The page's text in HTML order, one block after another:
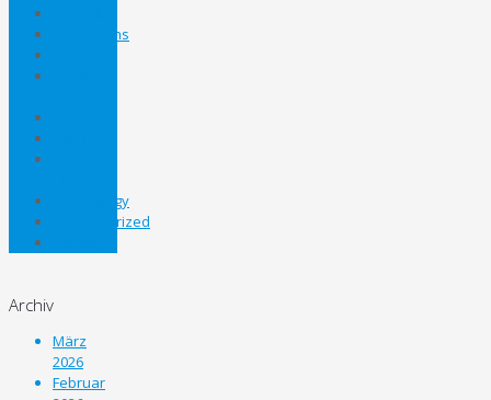
Nachwuchs
Technology
Uncategorized
Archiv
März
2026
Februar